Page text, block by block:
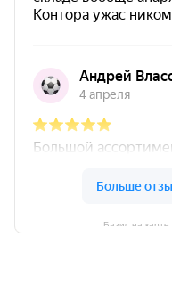
Базис на